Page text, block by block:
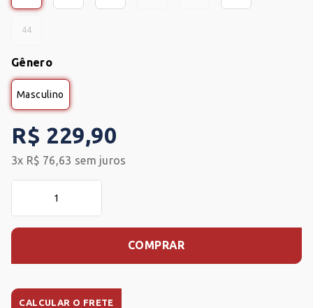
44
Gênero
Masculino
R$ 229,90
3x R$ 76,63 sem juros
COMPRAR
CALCULAR O FRETE